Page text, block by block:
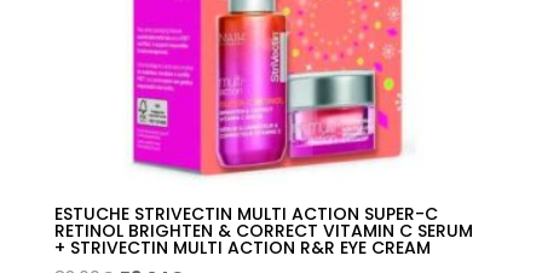
ESTUCHE STRIVECTIN MULTI ACTION SUPER-C
RETINOL BRIGHTEN & CORRECT VITAMIN C SERUM
+ STRIVECTIN MULTI ACTION R&R EYE CREAM